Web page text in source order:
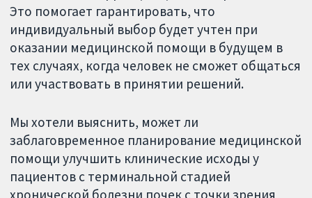
Это помогает гарантировать, что
индивидуальный выбор будет учтен при
оказании медицинской помощи в будущем в
тех случаях, когда человек не сможет общаться
или участвовать в принятии решений.
Мы хотели выяснить, может ли
заблаговременное планирование медицинской
помощи улучшить клинические исходы у
пациентов с терминальной стадией
хронической болезни почек с точки зрения